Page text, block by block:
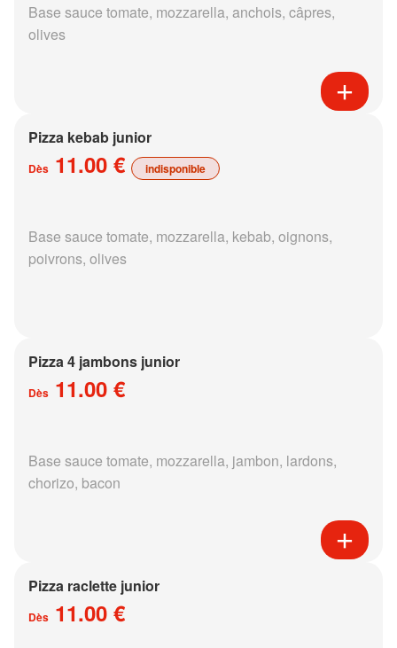
Base sauce tomate, mozzarella, anchois, câpres,
olives
Pizza kebab junior
Dès 11.00 € indisponible
Base sauce tomate, mozzarella, kebab, oignons,
poivrons, olives
Pizza 4 jambons junior
Dès 11.00 €
Base sauce tomate, mozzarella, jambon, lardons,
chorizo, bacon
Pizza raclette junior
Dès 11.00 €